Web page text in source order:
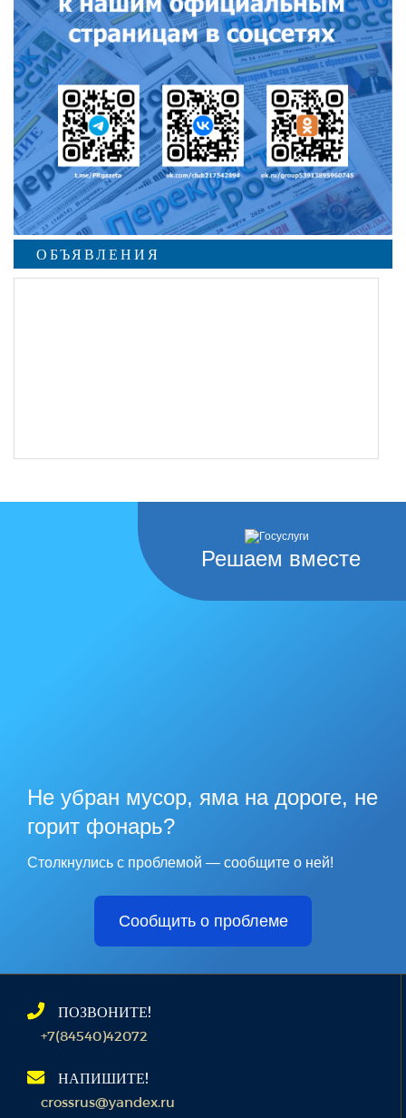
ОБЪЯВЛЕНИЯ
Решаем вместе
Не убран мусор, яма на дороге, не
горит фонарь?
Столкнулись с проблемой — сообщите о ней!
Сообщить о проблеме
ПОЗВОНИТЕ!
+7(84540)42072
НАПИШИТЕ!
crossrus@yandex.ru